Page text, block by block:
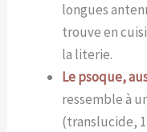
longues
trouve en
la literie.
Le psoque,
ressemble à
(translucide,